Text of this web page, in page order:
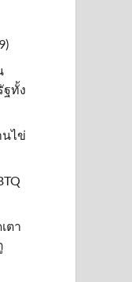
ทั้ง
นไข่
ตา